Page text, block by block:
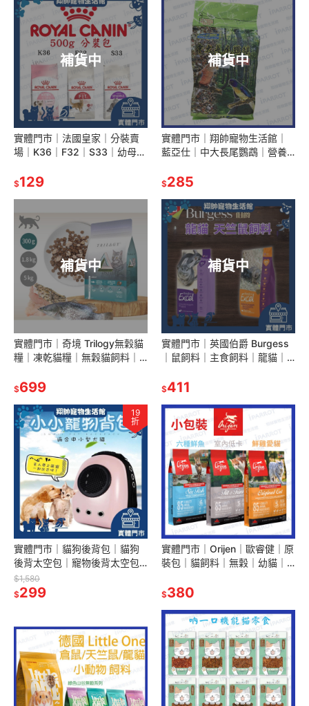
補貨中
實體門市｜法國皇家｜分裝賣
場｜K36｜F32｜S33｜幼母貓
AAA
$129
補貨中
實體門市｜翔帥寵物生活館｜
藍亞仕｜中大長尾鸚鵡｜營養
小顆粒有殼｜鳥飼料｜鸚鵡飼
$285
補貨中
實體門市｜奇境 Trilogy無穀貓
糧｜凍乾貓糧｜無穀貓飼料｜
300g｜翔帥寵物生活館｜AAA
$699
補貨中
實體門市｜英國伯爵 Burgess
｜鼠飼料｜主食飼料｜龍貓｜
小寵飼料｜翔帥寵物生活館
$411
19
折
實體門市｜貓狗後背包｜貓狗
後背太空包｜寵物後背太空包
｜透氣寵物包｜寵物太空包｜
貓咪太空包｜狗狗太空包｜翔
$1,580
$299
實體門市｜Orijen｜歐睿健｜原
裝包｜貓飼料｜無穀｜幼貓｜
館
$380